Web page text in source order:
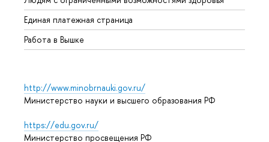
Единая платежная страница
Работа в Вышке
http://www.minobrnauki.gov.ru/
Министерство науки и высшего образования РФ
https://edu.gov.ru/
Министерство просвещения РФ